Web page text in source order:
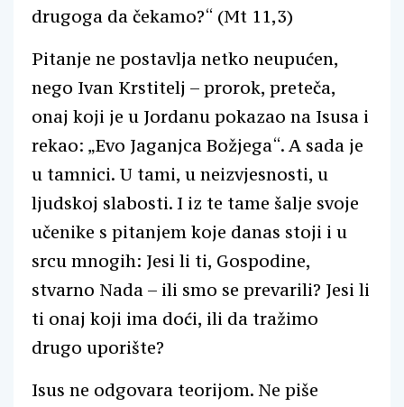
drugoga da čekamo?“ (Mt 11,3)
Pitanje ne postavlja netko neupućen,
nego Ivan Krstitelj – prorok, preteča,
onaj koji je u Jordanu pokazao na Isusa i
rekao: „Evo Jaganjca Božjega“. A sada je
u tamnici. U tami, u neizvjesnosti, u
ljudskoj slabosti. I iz te tame šalje svoje
učenike s pitanjem koje danas stoji i u
srcu mnogih: Jesi li ti, Gospodine,
stvarno Nada – ili smo se prevarili? Jesi li
ti onaj koji ima doći, ili da tražimo
drugo uporište?
Isus ne odgovara teorijom. Ne piše